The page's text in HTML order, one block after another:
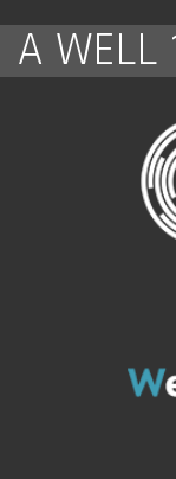
A WELL